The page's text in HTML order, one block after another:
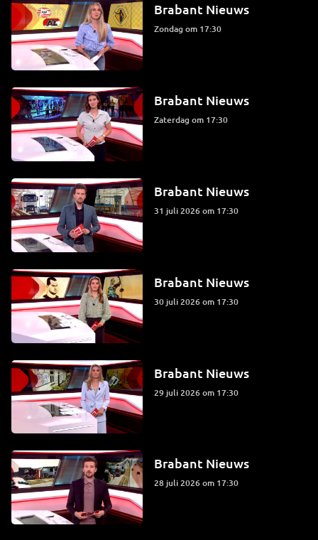
Brabant Nieuws
zondag om 17:30
Brabant Nieuws
zaterdag om 17:30
Brabant Nieuws
31 juli 2026 om 17:30
Brabant Nieuws
30 juli 2026 om 17:30
Brabant Nieuws
29 juli 2026 om 17:30
Brabant Nieuws
28 juli 2026 om 17:30